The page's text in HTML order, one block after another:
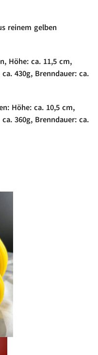
reinem gelben
Höhe: ca. 11,5 cm,
430g, Brenndauer: ca.
Höhe: ca. 10,5 cm,
360g, Brenndauer: ca.